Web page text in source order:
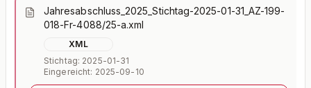
Jahresabschluss_2025_Stichtag-2025-01-31_AZ-199-
018-Fr-4088/25-a.xml
XML
Stichtag: 2025-01-31
Eingereicht: 2025-09-10